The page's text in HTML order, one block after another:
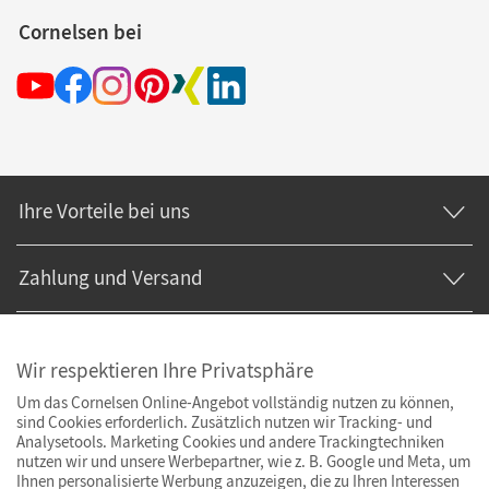
Das Schulbuch von
zuverlässige Grundlage für faszinierenden
Physikunterricht. Doch auch über das Buch hinaus
zugeschnitten sind – digital oder auf Papier.
Cornelsen bei
Ihre Vorteile bei uns
Zahlung und Versand
Wir respektieren Ihre Privatsphäre
Um das Cornelsen Online-Angebot vollständig nutzen zu können,
sind Cookies erforderlich. Zusätzlich nutzen wir Tracking- und
Analysetools. Marketing Cookies und andere Trackingtechniken
nutzen wir und unsere Werbepartner, wie z. B. Google und Meta, um
Ihnen personalisierte Werbung anzuzeigen, die zu Ihren Interessen